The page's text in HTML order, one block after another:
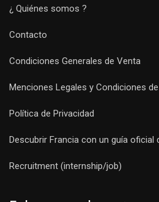
¿ Quiénes somos ?
Contacto
Condiciones Generales de Venta
Menciones Legales y Condiciones
Política de Privacidad
Descubrir Francia con un guía oficial
Recruitment (internship/job)